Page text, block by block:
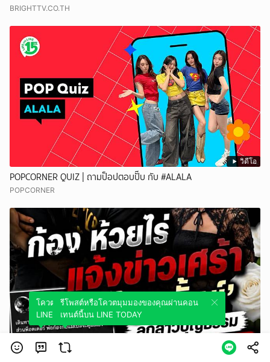
BRIGHTTV.CO.TH
วิดีโอ
POPCORNER QUIZ | ถามป็อปตอบปั๊บ กับ #ALALA
POPCORNER
วิดีโอ
ก้อง ห้วยไร่ แจ้งข่าวเศร้า 'น้องพั้นช์' ลูกสาวบุญธรรม เสียชีวิตจาก
โควตมุมมองของคุณผ่านคอนเทนต์นี้บน
LINE TODAY
รีโพสต์หรือโควตมุมมองของคุณผ่านคอน
เทนต์นี้บน LINE TODAY